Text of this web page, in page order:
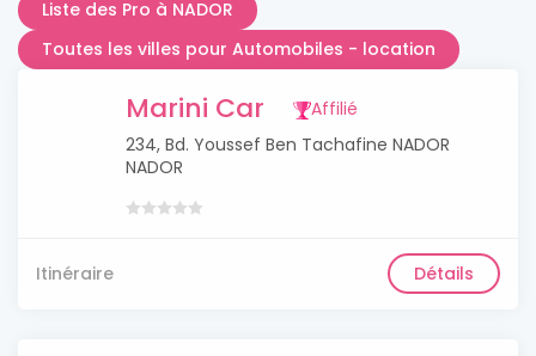
Liste des Pro à NADOR
Toutes les villes pour Automobiles - location
Marini Car
Affilié
234, Bd. Youssef Ben Tachafine NADOR
NADOR
Itinéraire Détails